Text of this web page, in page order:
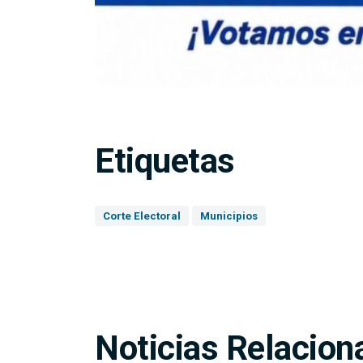
Etiquetas
Corte Electoral Municipios
Noticias